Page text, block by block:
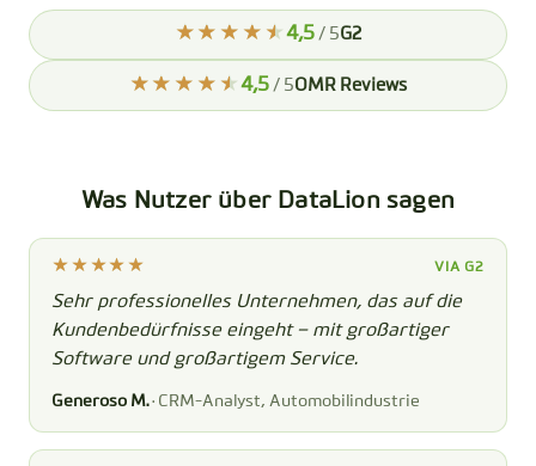
4,5 / 5G2
4,5 / 5OMR Reviews
Was Nutzer über DataLion sagen
VIA G2
Sehr professionelles Unternehmen, das auf die
Kundenbedürfnisse eingeht – mit großartiger
Software und großartigem Service.
Generoso M. · CRM-Analyst, Automobilindustrie